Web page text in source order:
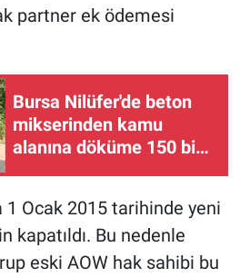
partner ek ödemesi
Bursa Nilüfer'de beton
mikserinden kamu
alanına döküme 150 bin
Ocak 2015 tarihinde yeni
kapatıldı. Bu nedenle
eski AOW hak sahibi bu